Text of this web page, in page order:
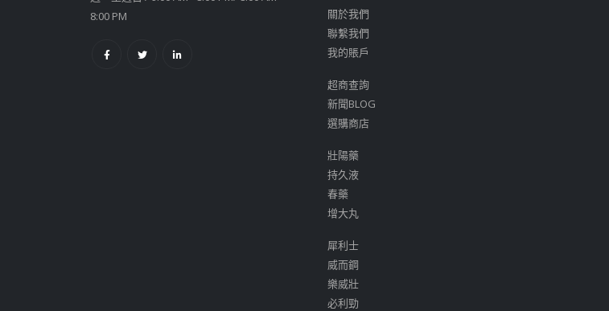
8:00 PM
關於我們
聯繫我們
我的賬戶
超商查詢
新聞BLOG
選購商店
壯陽藥
持久液
春藥
增大丸
犀利士
威而鋼
樂威壯
必利勁